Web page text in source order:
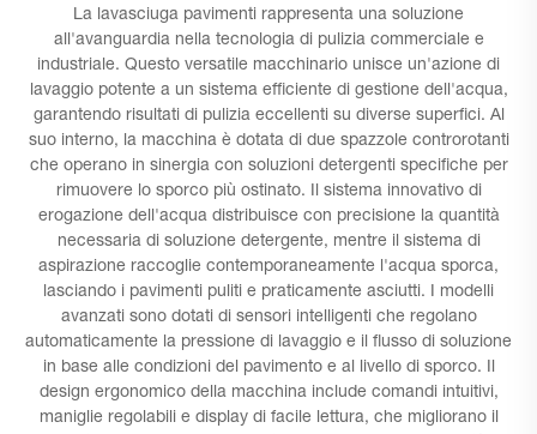
La lavasciuga pavimenti rappresenta una soluzione
all'avanguardia nella tecnologia di pulizia commerciale e
industriale. Questo versatile macchinario unisce un'azione di
lavaggio potente a un sistema efficiente di gestione dell'acqua,
garantendo risultati di pulizia eccellenti su diverse superfici. Al
suo interno, la macchina è dotata di due spazzole controrotanti
che operano in sinergia con soluzioni detergenti specifiche per
rimuovere lo sporco più ostinato. Il sistema innovativo di
erogazione dell'acqua distribuisce con precisione la quantità
necessaria di soluzione detergente, mentre il sistema di
aspirazione raccoglie contemporaneamente l'acqua sporca,
lasciando i pavimenti puliti e praticamente asciutti. I modelli
avanzati sono dotati di sensori intelligenti che regolano
automaticamente la pressione di lavaggio e il flusso di soluzione
in base alle condizioni del pavimento e al livello di sporco. Il
design ergonomico della macchina include comandi intuitivi,
maniglie regolabili e display di facile lettura, che migliorano il